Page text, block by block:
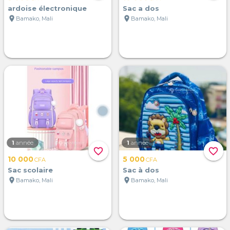
ardoise électronique
location_on Bamako, Mali
Sac a dos
location_on Bamako, Mali
favorite_border
1 année
10 000CFA
Sac scolaire
location_on Bamako, Mali
favorite_border
1 année
5 000CFA
Sac à dos
location_on Bamako, Mali